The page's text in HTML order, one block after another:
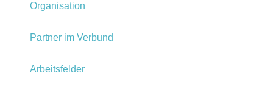
Organisation
Partner im Verbund
Arbeitsfelder